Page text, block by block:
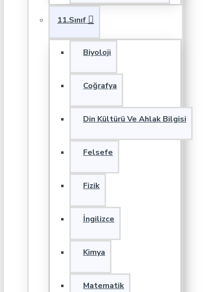
11.Sınıf
Biyoloji
Coğrafya
Din Kültürü Ve Ahlak Bilgisi
Felsefe
Fizik
İngilizce
Kimya
Matematik